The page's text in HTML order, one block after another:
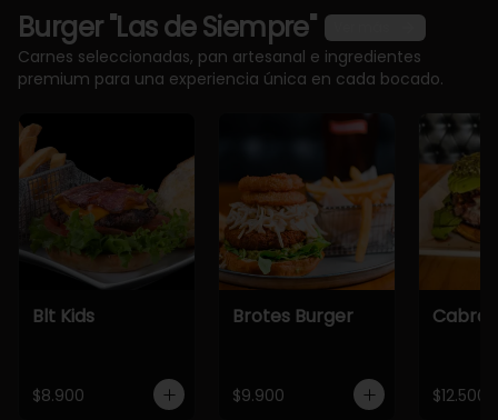
Burger "Las de Siempre"
Carnes seleccionadas, pan artesanal e ingredientes
premium para una experiencia única en cada bocado.
Blt Kids
$8.900
Brotes Burger
$9.900
Cabra
$12.500